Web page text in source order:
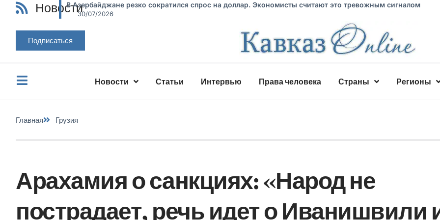
НовостиВ Азербайджане резко сократился спрос на доллар. Экономисты считают это тревожным сигналом
30/07/2026
Подписаться
Новости Статьи Интервью Права человека Страны Регионы
Главная Грузия
Арахамия о санкциях: «Народ не
пострадает, речь идет о Иванишвили